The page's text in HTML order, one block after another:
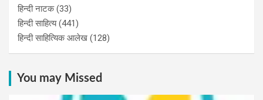
हिन्‍दी नाटक(33)
हिन्दी साहित्य(441)
हिन्दी साहित्यिक आलेख (128)
You may Missed